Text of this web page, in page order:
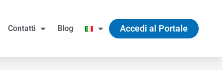
Contatti Blog Accedi al Portale